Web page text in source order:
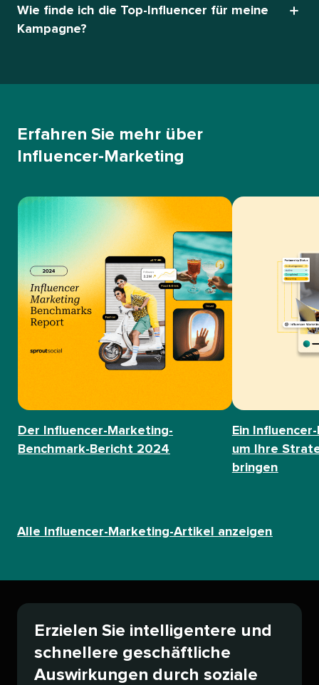
Wie finde ich die Top-Influencer für meine
Kampagne?​​
Erfahren Sie mehr über
Influencer-Marketing​​
Der Influencer-Marketing-
Benchmark-Bericht 2024​​
Ein
um Ihre
bringen​​
Alle Influencer-Marketing-Artikel anzeigen​​
Erzielen Sie intelligentere und
schnellere geschäftliche
Auswirkungen durch soziale